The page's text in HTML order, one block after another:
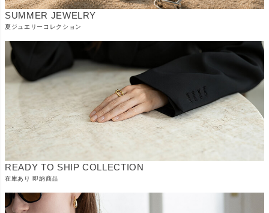
SUMMER JEWELRY
夏ジュエリーコレクション
READY TO SHIP COLLECTION
在庫あり 即納商品